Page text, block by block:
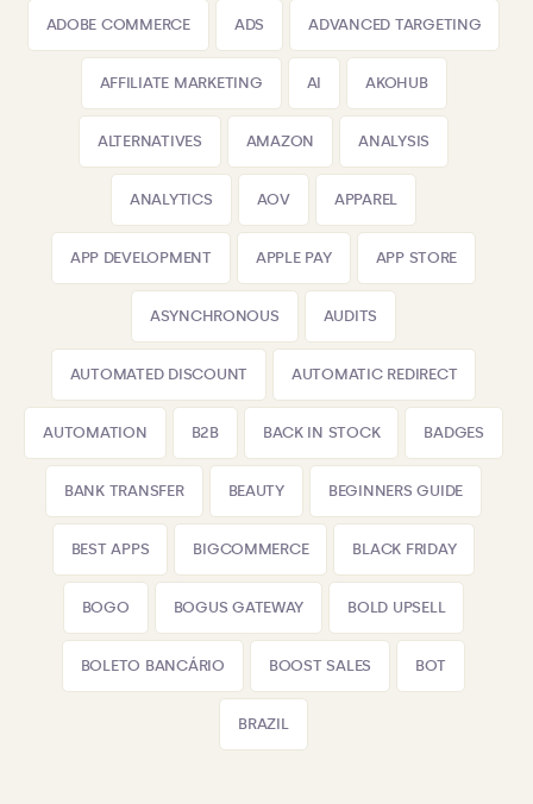
ADOBE COMMERCE ADS ADVANCED TARGETING
AFFILIATE MARKETING AI AKOHUB
ALTERNATIVES AMAZON ANALYSIS
ANALYTICS AOV APPAREL
APP DEVELOPMENT APPLE PAY APP STORE
ASYNCHRONOUS AUDITS
AUTOMATED DISCOUNT AUTOMATIC REDIRECT
AUTOMATION B2B BACK IN STOCK BADGES
BANK TRANSFER BEAUTY BEGINNERS GUIDE
BEST APPS BIGCOMMERCE BLACK FRIDAY
BOGO BOGUS GATEWAY BOLD UPSELL
BOLETO BANCÁRIO BOOST SALES BOT
BRAZIL